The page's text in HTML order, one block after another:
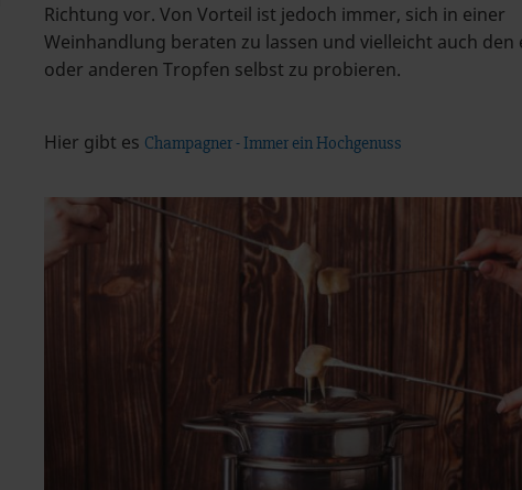
Richtung vor. Von Vorteil ist jedoch immer, sich in einer
Weinhandlung beraten zu lassen und vielleicht auch den
oder anderen Tropfen selbst zu probieren.
Hier gibt es Champagner - Immer ein Hochgenuss